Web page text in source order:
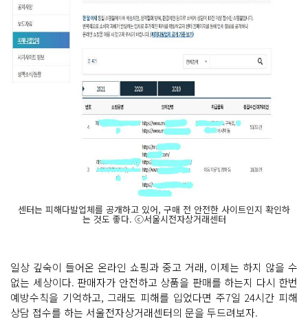
센터는 피해다발업체를 공개하고 있어, 구매 전 안전한 사이트인지 확인하
는 것도 좋다. ⓒ서울시전자상거래센터
일상 깊숙이 들어온 온라인 쇼핑과 중고 거래, 이제는 하지 않을 수
없는 세상이다. 판매자가 안전하고 상품을 판매를 하는지 다시 한번
예방수칙을 기억하고, 그래도 피해를 입었다면 주7일 24시간 피해
상담 접수를 하는 서울전자상거래센터의 문을 두드려보자.